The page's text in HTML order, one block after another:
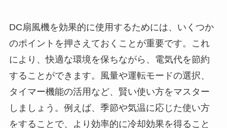
DC扇風機を効果的に使用するためには、いくつか
のポイントを押さえておくことが重要です。これ
により、快適な環境を保ちながら、電気代を節約
することができます。風量や運転モードの選択、
タイマー機能の活用など、賢い使い方をマスター
しましょう。例えば、季節や気温に応じた使い方
をすることで、より効率的に冷却効果を得ること